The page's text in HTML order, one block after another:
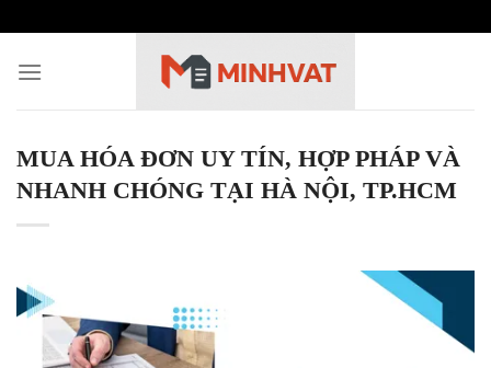
content
MUA HÓA ĐƠN UY TÍN, HỢP PHÁP VÀ
NHANH CHÓNG TẠI HÀ NỘI, TP.HCM